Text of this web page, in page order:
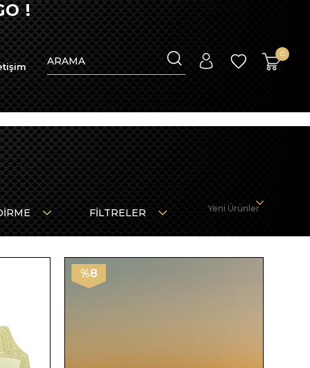
FIRSATINI KAÇIRMAYIN!
0
FILTRELER Yeni Ürünler
%8